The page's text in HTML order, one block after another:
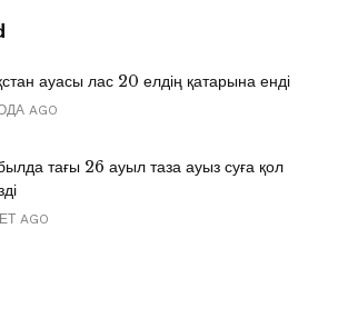
ауасы лас 20 елдің қатарына енді
AGO
тағы 26 ауыл таза ауыз суға қол
AGO